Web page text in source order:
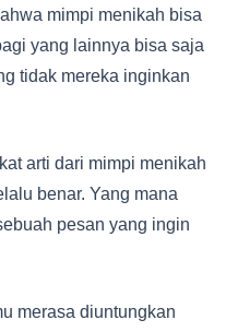
mimpi menikah bisa
yang lainnya bisa saja
tidak mereka inginkan
arti dari mimpi menikah
benar. Yang mana
pesan yang ingin
merasa diuntungkan